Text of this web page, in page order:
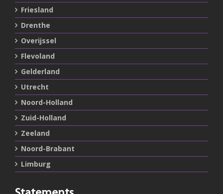
Friesland
Drenthe
Overijssel
Flevoland
Gelderland
Utrecht
Noord-Holland
Zuid-Holland
Zeeland
Noord-Brabant
Limburg